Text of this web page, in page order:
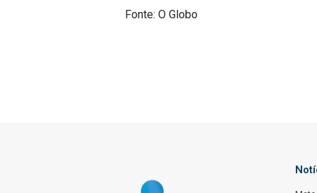
Fonte: O Globo